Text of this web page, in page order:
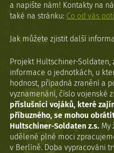
a napište nám! Kontakty na
také na stránku: Co od vás
Jak můžete zjistit další
Projekt Hultschiner-Soldaten,
informace o jednotkách, u
hodnost, případná zranění a
vyznamenání, číslo vojenské
příslušníci vojáků, které
příbuzného, se mohou
Hultschiner-Soldaten z.s. My
udělené plné moci
v Berlíně. Doba vypracováni